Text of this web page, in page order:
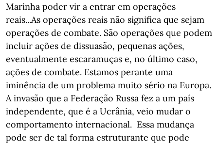
Marinha poder vir a entrar em operações
reais...As operações reais não significa que sejam
operações de combate. São operações que podem
incluir ações de dissuasão, pequenas ações,
eventualmente escaramuças e, no último caso,
ações de combate. Estamos perante uma
iminência de um problema muito sério na Europa.
A invasão que a Federação Russa fez a um país
independente, que é a Ucrânia, veio mudar o
comportamento internacional. Essa mudança
pode ser de tal forma estruturante que pode